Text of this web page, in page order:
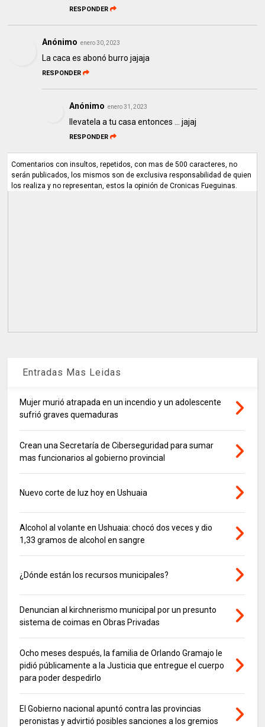
RESPONDER
Anónimo enero 30, 2023
La caca es abonó burro jajaja
RESPONDER
Anónimo enero 31, 2023
llevatela a tu casa entonces ... jajaj
RESPONDER
Comentarios con insultos, repetidos, con mas de 500 caracteres, no
serán publicados, los mismos son de exclusiva responsabilidad de quien
los realiza y no representan, estos la opinión de Cronicas Fueguinas.
Entradas Mas Leidas
Mujer murió atrapada en un incendio y un adolescente
sufrió graves quemaduras
Crean una Secretaría de Ciberseguridad para sumar
mas funcionarios al gobierno provincial
Nuevo corte de luz hoy en Ushuaia
Alcohol al volante en Ushuaia: chocó dos veces y dio
1,33 gramos de alcohol en sangre
¿Dónde están los recursos municipales?
Denuncian al kirchnerismo municipal por un presunto
sistema de coimas en Obras Privadas
Ocho meses después, la familia de Orlando Gramajo le
pidió públicamente a la Justicia que entregue el cuerpo
para poder despedirlo
El Gobierno nacional apuntó contra las provincias
peronistas y advirtió posibles sanciones a los gremios